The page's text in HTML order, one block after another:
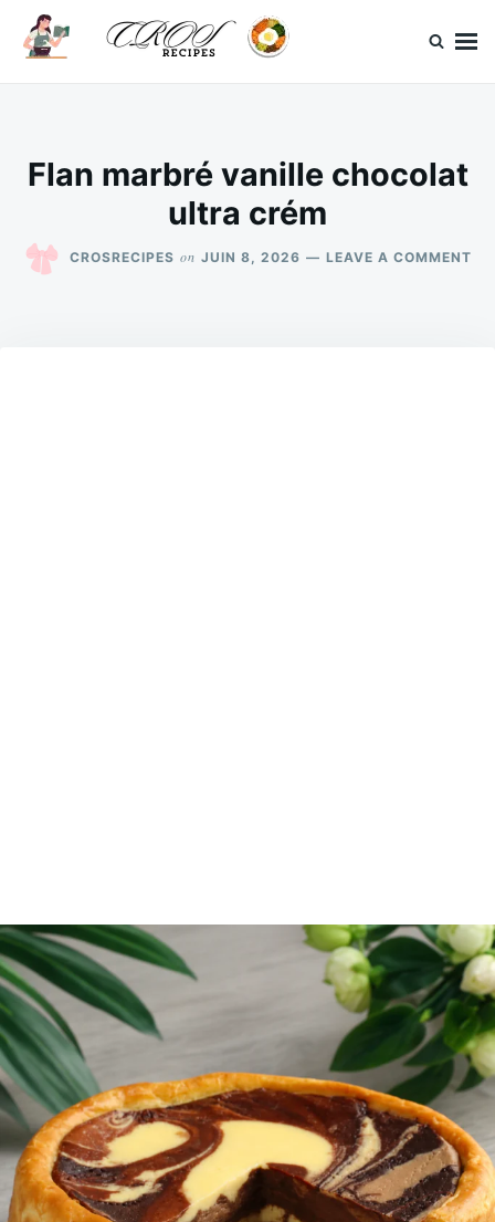
SkipSearch
for:
Flan marbré vanille chocolat
ultra crém
CROSRECIPES on JUIN 8, 2026 LEAVE A COMMENTON